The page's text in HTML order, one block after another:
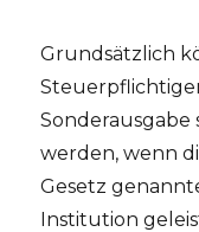
Grundsätzlich
werden, wenn
Gesetz
Institution